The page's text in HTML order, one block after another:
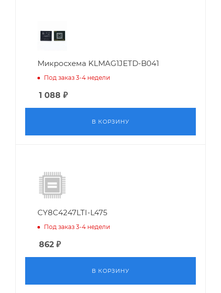
Микросхема KLMAG1JETD-B041
Под заказ 3-4 недели
1 088 ₽
В КОРЗИНУ
CY8C4247LTI-L475
Под заказ 3-4 недели
862 ₽
В КОРЗИНУ